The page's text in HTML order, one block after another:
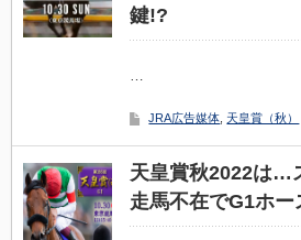
鍵!?
…
JRA広告媒体 天皇賞（秋）
天皇賞秋2022は…
走馬不在でG1ホー